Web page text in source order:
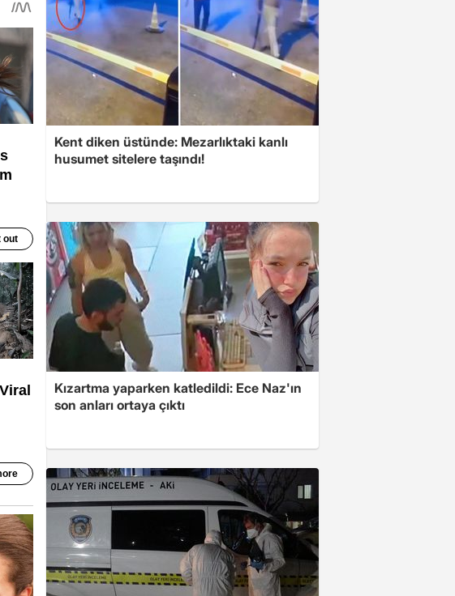
Kent diken üstünde: Mezarlıktaki kanlı
husumet sitelere taşındı!
Kızartma yaparken katledildi: Ece Naz'ın
son anları ortaya çıktı